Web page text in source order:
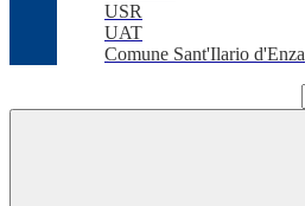
USR
UAT
Comune Sant'Ilario d'Enza